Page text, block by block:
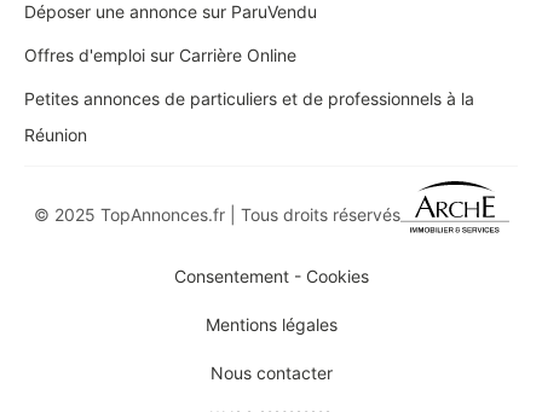
Déposer une annonce sur ParuVendu
Offres d'emploi sur Carrière Online
Petites annonces de particuliers et de professionnels à la
Réunion
© 2025 TopAnnonces.fr | Tous droits réservés
Consentement - Cookies
Mentions légales
Nous contacter